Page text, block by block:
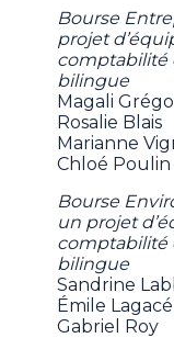
Bourse
projet
comptabilité
bilingue
Magali
Rosalie Blais
Marianne
Chloé Poulin
Bourse
un projet
comptabilité
bilingue
Sandrine
Émile Lagacé
Gabriel Roy